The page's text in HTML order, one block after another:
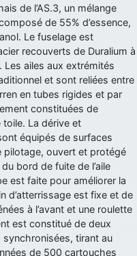
voire après une prépa
de temps devant toi
élève de première
je savoir que faire après
officier de l'armée de l'air?
.mais nous aimerions avoir
de l'air de la haute -volta
bien les pieds, j’avoue
dirait-on… Merci à toi.
les accessoires de personne
violent, mais ça devrait aller
de l’AS.3, un mélange
de 55% d’essence,
Le fuselage est
recouverts de Duralium à
Les ailes aux extrémités
et sont reliées entre
en tubes rigides et par
constituées de
La dérive et
équipés de surfaces
pilotage, ouvert et protégé
bord de fuite de l’aile
est faite pour améliorer la
d’atterrissage est fixe et de
à l’avant et une roulette
est constitué de deux
synchronisées, tirant au
de 500 cartouches